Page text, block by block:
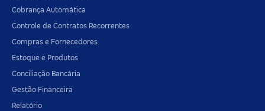
Cobrança Automática
Controle de Contratos Recorrentes
Compras e Fornecedores
Estoque e Produtos
Conciliação Bancária
Gestão Financeira
Relatório